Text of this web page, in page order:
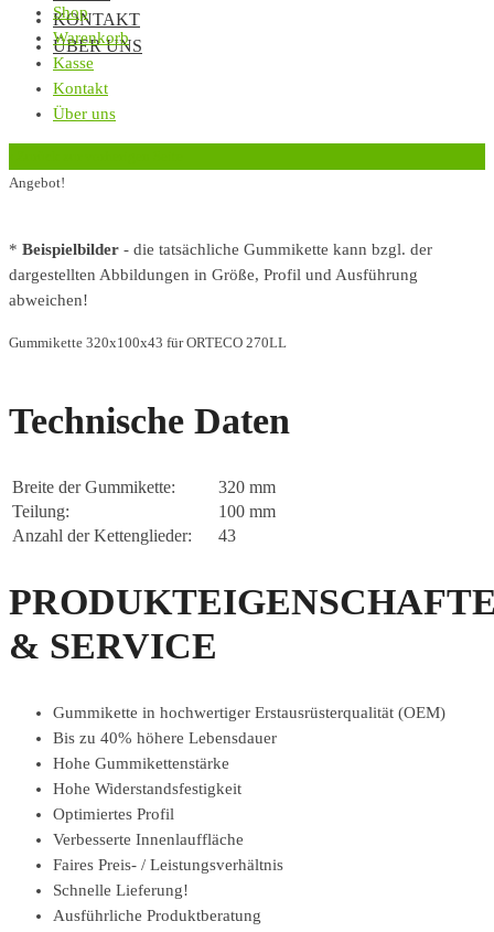
KONTAKT
ÜBER UNS
Shop
Warenkorb
Kasse
Kontakt
Über uns
Angebot!
* Beispielbilder - die tatsächliche Gummikette kann bzgl. der
dargestellten Abbildungen in Größe, Profil und Ausführung
abweichen!
Gummikette 320x100x43 für ORTECO 270LL
Technische Daten
Breite der Gummikette:
320 mm
Teilung:
100 mm
Anzahl der Kettenglieder:
43
& SERVICE
Gummikette in hochwertiger Erstausrüsterqualität (OEM)
Bis zu 40% höhere Lebensdauer
Hohe Gummikettenstärke
Hohe Widerstandsfestigkeit
Optimiertes Profil
Verbesserte Innenlauffläche
Faires Preis- / Leistungsverhältnis
Schnelle Lieferung!
Ausführliche Produktberatung